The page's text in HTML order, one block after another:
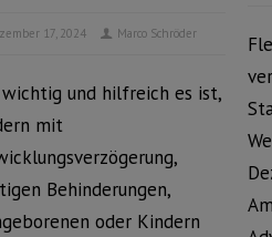
17, 2024 Marco Schröder
und hilfreich es ist,
mit
Behinderungen,
oder Kindern